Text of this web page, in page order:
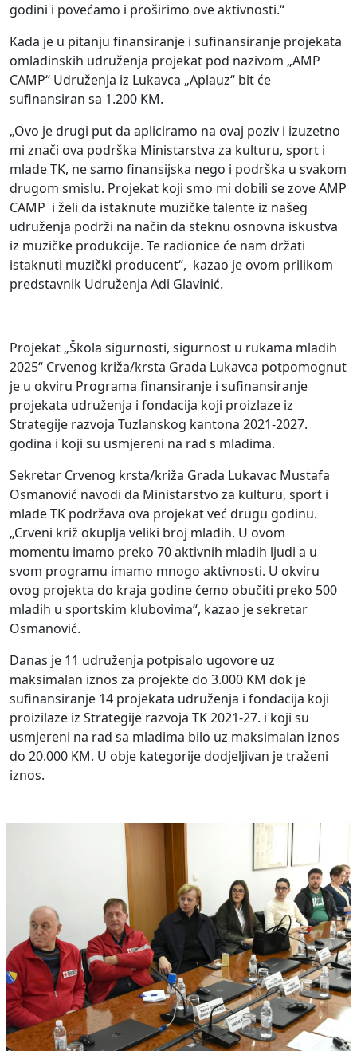
godini i povećamo i proširimo ove aktivnosti.“
Kada je u pitanju finansiranje i sufinansiranje projekata
omladinskih udruženja projekat pod nazivom „AMP
CAMP“ Udruženja iz Lukavca „Aplauz“ bit će
sufinansiran sa 1.200 KM.
„Ovo je drugi put da apliciramo na ovaj poziv i izuzetno
mi znači ova podrška Ministarstva za kulturu, sport i
mlade TK, ne samo finansijska nego i podrška u svakom
drugom smislu. Projekat koji smo mi dobili se zove AMP
CAMP i želi da istaknute muzičke talente iz našeg
udruženja podrži na način da steknu osnovna iskustva
iz muzičke produkcije. Te radionice će nam držati
istaknuti muzički producent“, kazao je ovom prilikom
predstavnik Udruženja Adi Glavinić.
Projekat „Škola sigurnosti, sigurnost u rukama mladih
2025“ Crvenog križa/krsta Grada Lukavca potpomognut
je u okviru Programa finansiranje i sufinansiranje
projekata udruženja i fondacija koji proizlaze iz
Strategije razvoja Tuzlanskog kantona 2021-2027.
godina i koji su usmjereni na rad s mladima.
Sekretar Crvenog krsta/križa Grada Lukavac Mustafa
Osmanović navodi da Ministarstvo za kulturu, sport i
mlade TK podržava ova projekat već drugu godinu.
„Crveni križ okuplja veliki broj mladih. U ovom
momentu imamo preko 70 aktivnih mladih ljudi a u
svom programu imamo mnogo aktivnosti. U okviru
ovog projekta do kraja godine ćemo obučiti preko 500
mladih u sportskim klubovima“, kazao je sekretar
Osmanović.
Danas je 11 udruženja potpisalo ugovore uz
maksimalan iznos za projekte do 3.000 KM dok je
sufinansiranje 14 projekata udruženja i fondacija koji
proizilaze iz Strategije razvoja TK 2021-27. i koji su
usmjereni na rad sa mladima bilo uz maksimalan iznos
do 20.000 KM. U obje kategorije dodjeljivan je traženi
iznos.